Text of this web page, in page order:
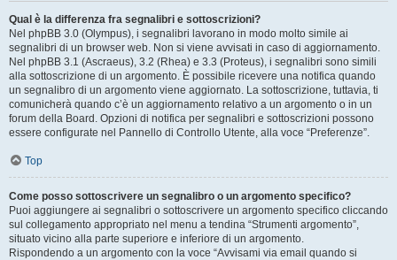
Qual è la differenza fra segnalibri e sottoscrizioni?
Nel phpBB 3.0 (Olympus), i segnalibri lavorano in modo molto simile ai
segnalibri di un browser web. Non si viene avvisati in caso di aggiornamento.
Nel phpBB 3.1 (Ascraeus), 3.2 (Rhea) e 3.3 (Proteus), i segnalibri sono simili
alla sottoscrizione di un argomento. È possibile ricevere una notifica quando
un segnalibro di un argomento viene aggiornato. La sottoscrizione, tuttavia, ti
comunicherà quando c’è un aggiornamento relativo a un argomento o in un
forum della Board. Opzioni di notifica per segnalibri e sottoscrizioni possono
essere configurate nel Pannello di Controllo Utente, alla voce “Preferenze”.
Top
Come posso sottoscrivere un segnalibro o un argomento specifico?
Puoi aggiungere ai segnalibri o sottoscrivere un argomento specifico cliccando
sul collegamento appropriato nel menu a tendina “Strumenti argomento”,
situato vicino alla parte superiore e inferiore di un argomento.
Rispondendo a un argomento con la voce “Avvisami via email quando si